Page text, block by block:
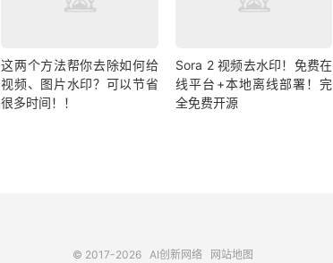
这两个方法帮你去除如何给
视频、图片水印？可以节省
很多时间！！
Sora 2 视频去水印！免费在
线平台+本地离线部署！完
全免费开源
© 2017-2026 AI创新网络 网站地图